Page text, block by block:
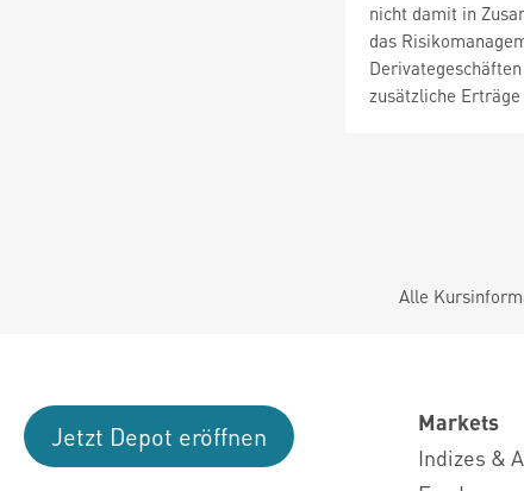
nicht damit in
das
zusätzliche
Alle
Jetzt Depot eröffnen
Markets
Indizes &